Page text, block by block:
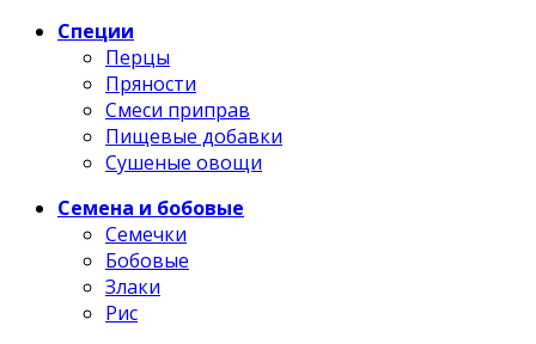
Специи
Перцы
Пряности
Смеси приправ
Пищевые добавки
Сушеные овощи
Семена и бобовые
Семечки
Бобовые
Злаки
Рис